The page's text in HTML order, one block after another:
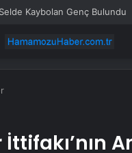
Kaybolan Genç Bulundu